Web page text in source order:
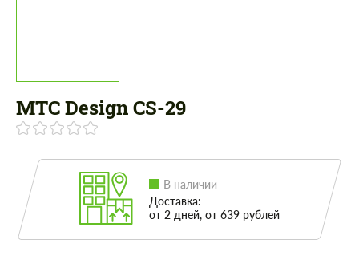
MTC Design CS-29
В наличии
Доставка:
от 2 дней, от 639 рублей